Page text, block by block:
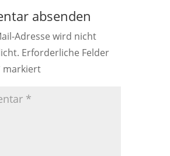
absenden
Adresse wird nicht
Erforderliche Felder
markiert